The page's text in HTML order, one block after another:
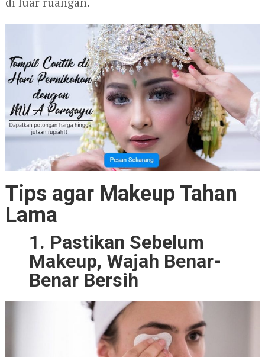
Tips agar Makeup Tahan
Lama
1. Pastikan Sebelum
Makeup, Wajah Benar-
Benar Bersih